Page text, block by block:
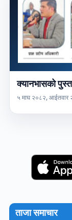
क्यानभासको
५ माघ २०८२, आईतवार
ताजा समाचार